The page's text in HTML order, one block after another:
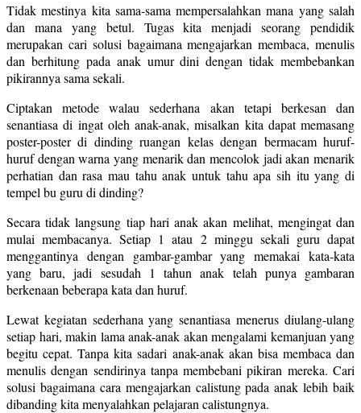
Tidak mestinya kita sama-sama mempersalahkan mana yang salah
dan mana yang betul. Tugas kita menjadi seorang pendidik
merupakan cari solusi bagaimana mengajarkan membaca, menulis
dan berhitung pada anak umur dini dengan tidak membebankan
pikirannya sama sekali.
Ciptakan metode walau sederhana akan tetapi berkesan dan
senantiasa di ingat oleh anak-anak, misalkan kita dapat memasang
poster-poster di dinding ruangan kelas dengan bermacam huruf-
huruf dengan warna yang menarik dan mencolok jadi akan menarik
perhatian dan rasa mau tahu anak untuk tahu apa sih itu yang di
tempel bu guru di dinding?
Secara tidak langsung tiap hari anak akan melihat, mengingat dan
mulai membacanya. Setiap 1 atau 2 minggu sekali guru dapat
menggantinya dengan gambar-gambar yang memakai kata-kata
yang baru, jadi sesudah 1 tahun anak telah punya gambaran
berkenaan beberapa kata dan huruf.
Lewat kegiatan sederhana yang senantiasa menerus diulang-ulang
setiap hari, makin lama anak-anak akan mengalami kemanjuan yang
begitu cepat. Tanpa kita sadari anak-anak akan bisa membaca dan
menulis dengan sendirinya tanpa membebani pikiran mereka. Cari
solusi bagaimana cara mengajarkan calistung pada anak lebih baik
dibanding kita menyalahkan pelajaran calistungnya.